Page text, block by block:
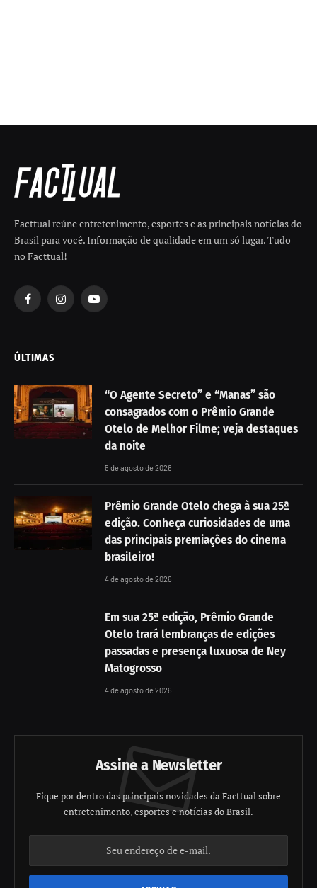
Facttual reúne entretenimento, esportes e as principais notícias do
Brasil para você. Informação de qualidade em um só lugar. Tudo
no Facttual!
FacebookInstagramYouTube
ÚLTIMAS
“O Agente Secreto” e “Manas” são
consagrados com o Prêmio Grande
Otelo de Melhor Filme; veja destaques
da noite
5 de agosto de 2026
Prêmio Grande Otelo chega à sua 25ª
edição. Conheça curiosidades de uma
das principais premiações do cinema
brasileiro!
4 de agosto de 2026
Em sua 25ª edição, Prêmio Grande
Otelo trará lembranças de edições
passadas e presença luxuosa de Ney
Matogrosso
4 de agosto de 2026
Assine a Newsletter
Fique por dentro das principais novidades da Facttual sobre
entretenimento, esportes e notícias do Brasil.